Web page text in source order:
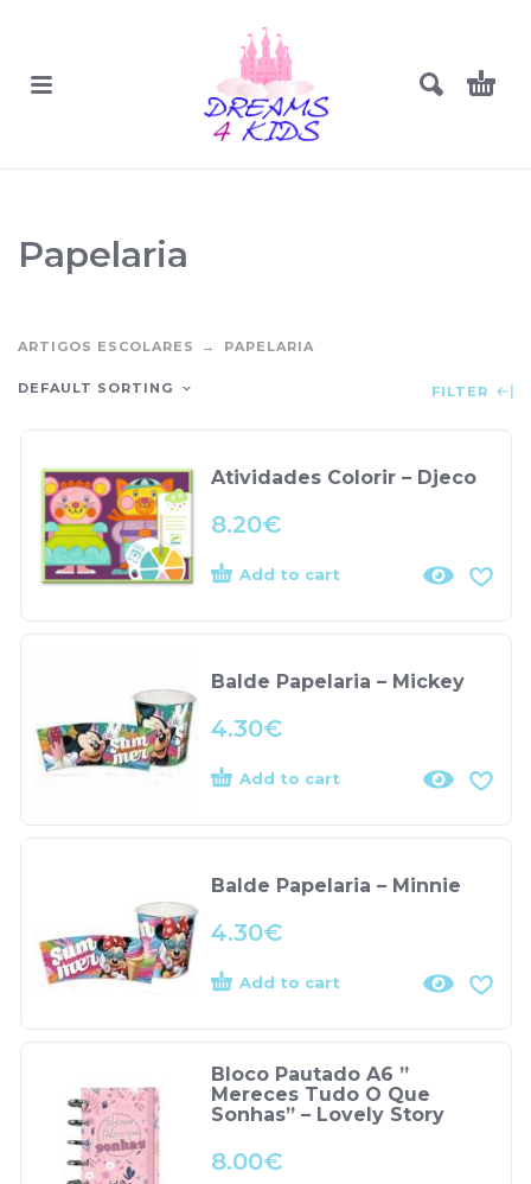
Papelaria
ARTIGOS ESCOLARES PAPELARIA
DEFAULT SORTING FILTER
Atividades Colorir – Djeco
8.20€
Add to cart
Balde Papelaria – Mickey
4.30€
Add to cart
Balde Papelaria – Minnie
4.30€
Add to cart
Bloco Pautado A6 ”
Mereces Tudo O Que
Sonhas” – Lovely Story
8.00€